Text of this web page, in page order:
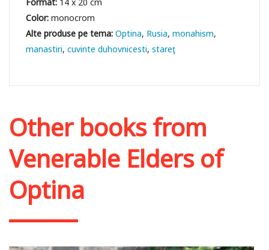
Color:monocrom
Optina Rusia monahism
manastiri cuvinte duhovnicesti stareţ
Other books from
Venerable Elders of
Optina